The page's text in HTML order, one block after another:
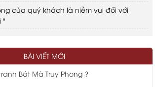
của quý khách là niềm vui đối với
"
BÀI VIẾT MỚI
Bát Mã Truy Phong ?